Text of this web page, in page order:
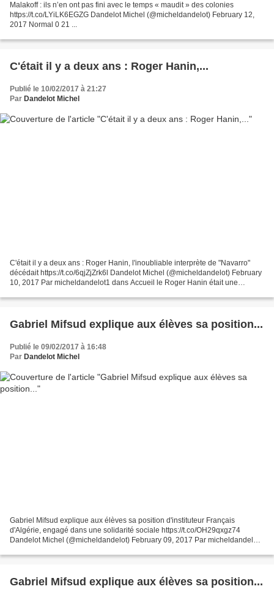
Malakoff : ils n’en ont pas fini avec le temps « maudit » des colonies
https://t.co/LYiLK6EGZG Dandelot Michel (@micheldandelot) February 12,
2017 Normal 0 21 ...
C'était il y a deux ans : Roger Hanin,...
Publié le 10/02/2017 à 21:27
Par Dandelot Michel
C'était il y a deux ans : Roger Hanin, l'inoubliable interprète de "Navarro"
décédait https://t.co/6qjZjZrk6l Dandelot Michel (@micheldandelot) February
10, 2017 Par micheldandelot1 dans Accueil le Roger Hanin était une
Gabriel Mifsud explique aux élèves sa position...
Publié le 09/02/2017 à 16:48
Par Dandelot Michel
Gabriel Mifsud explique aux élèves sa position d'instituteur Français
d'Algérie, engagé dans une solidarité sociale https://t.co/OH29qxgz74
Dandelot Michel (@micheldandelot) February 09, 2017 Par micheldandelot1
Gabriel Mifsud explique aux élèves sa position...